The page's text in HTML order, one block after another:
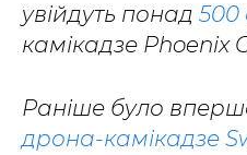
увійдуть понад 500
камікадзе Phoenix
Раніше було
дрона-камікадзе